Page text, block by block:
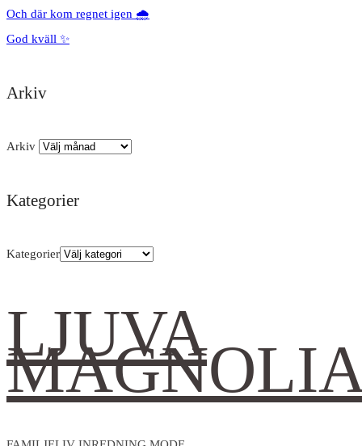
Och där kom regnet igen 🌧️
God kväll ✨
Arkiv
Arkiv
Kategorier
Kategorier
LJUVA